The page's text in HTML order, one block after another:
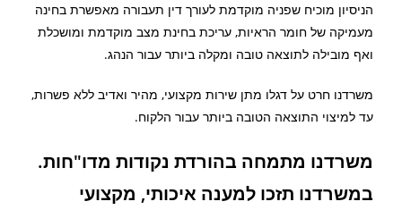
הניסיון מוכיח שפניה מוקדמת לעורך דין תעבורה מאפשרת בחינה
מעמיקה של חומר הראיות, עריכת בחינת מצב מוקדמת ומושכלת
ואף מובילה לתוצאה טובה ומקלה ביותר עבור הנהג.
משרדנו חרט על דגלו מתן שירות מקצועי, מהיר ואדיב ללא פשרות,
עד למיצוי התוצאה הטובה ביותר עבור הלקוח.
משרדנו מתמחה בהורדת נקודות מדו"חות.
במשרדנו תזכו למענה איכותי, מקצועי